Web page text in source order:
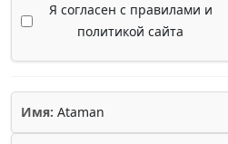
Я согласен с правилами и
политикой сайта
Имя: Ataman